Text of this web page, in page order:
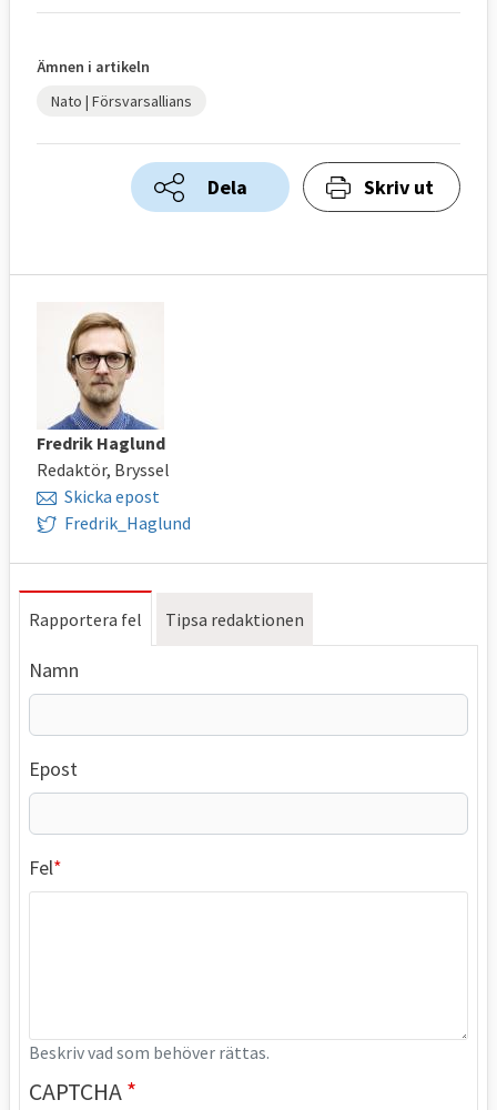
Ämnen i artikeln
Nato | Försvarsallians
Dela Skriv ut
Fredrik Haglund
Redaktör, Bryssel
Skicka epost
Fredrik_Haglund
Rapportera fel Tipsa redaktionen
Namn
Epost
Fel
Beskriv vad som behöver rättas.
CAPTCHA